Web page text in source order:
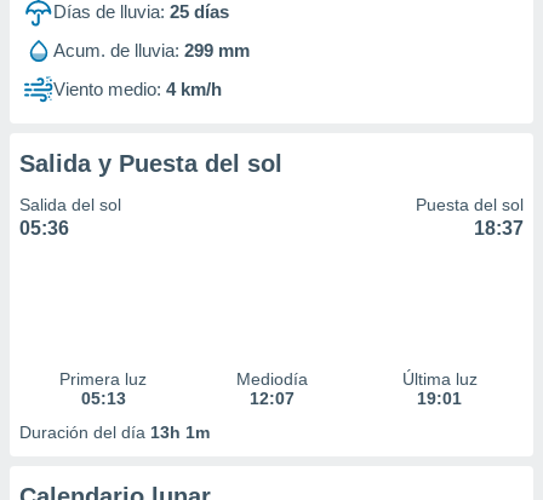
de
1199
Días de lluvia: 25 días
Acum. de lluvia: 299 mm
Viento medio: 4 km/h
Salida y Puesta del sol
Salida del sol
05:36
Puesta del sol
18:37
Primera luz
05:13
Mediodía
12:07
Última luz
19:01
Duración del día 13h 1m